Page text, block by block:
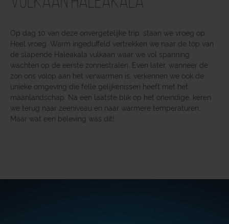
Op dag 10 van deze onvergetelijke trip, staan we vroeg op.
Heel vroeg. Warm ingeduffeld vertrekken we naar de top van
de slapende Haleakala vulkaan waar we vol spanning
wachten op de eerste zonnestralen. Even later, wanneer de
zon ons volop aan het verwarmen is, verkennen we ook de
unieke omgeving die felle gelijkenissen heeft met het
maanlandschap. Na een laatste blik op het oneindige, keren
we terug naar zeeniveau en naar warmere temperaturen.
Maar wat een beleving was dit!